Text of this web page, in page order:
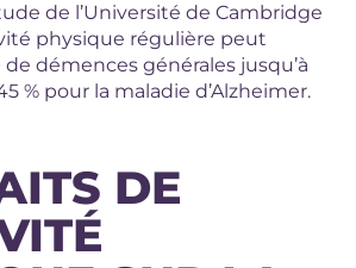
de l’Université de Cambridge
physique régulière peut
démences générales jusqu’à
% pour la maladie d’Alzheimer.
DE